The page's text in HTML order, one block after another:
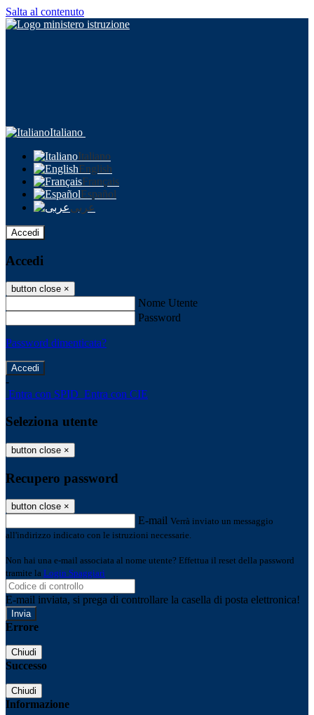
Salta al contenuto
Italiano
Italiano
English
Français
Español
عربى
Accedi
Accedi
button close ×
Nome Utente
Password
Password dimenticata?
-
Entra con SPID Entra con CIE
Seleziona utente
button close ×
Recupero password
button close ×
E-mail Verrà inviato un messaggio
all'indirizzo indicato con le istruzioni necessarie.
Non hai una e-mail associata al nome utente? Effettua il reset della password
tramite la Login Spaggiari
E-mail inviata, si prega di controllare la casella di posta elettronica!
Errore
Chiudi
Successo
Chiudi
Informazione